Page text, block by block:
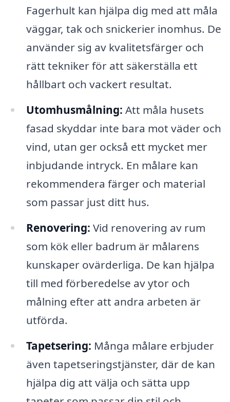
Fagerhult kan hjälpa dig med att måla
väggar, tak och snickerier inomhus. De
använder sig av kvalitetsfärger och
rätt tekniker för att säkerställa ett
hållbart och vackert resultat.
Utomhusmålning: Att måla husets
fasad skyddar inte bara mot väder och
vind, utan ger också ett mycket mer
inbjudande intryck. En målare kan
rekommendera färger och material
som passar just ditt hus.
Renovering: Vid renovering av rum
som kök eller badrum är målarens
kunskaper ovärderliga. De kan hjälpa
till med förberedelse av ytor och
målning efter att andra arbeten är
utförda.
Tapetsering: Många målare erbjuder
även tapetseringstjänster, där de kan
hjälpa dig att välja och sätta upp